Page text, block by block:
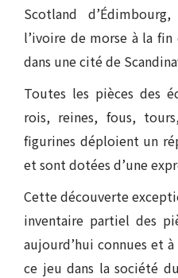
Scotland
l’ivoire de morse à la
dans une cité de
Toutes les pièces des
rois, reines, fous,
figurines déploient un
et sont dotées d’une
Cette découverte
inventaire partiel des
aujourd’hui connues et
ce jeu dans la société